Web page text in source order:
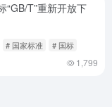
“GB/T”重新开放下
# 国家标准 # 国标
1,799